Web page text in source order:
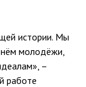
истории. Мы
молодёжи,
–
работе